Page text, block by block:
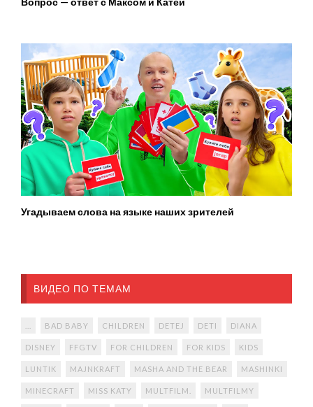
Угадываем слова на языке наших зрителей
ВИДЕО ПО ТЕМАМ
BAD BABY CHILDREN DETEJ DETI DIANA
DISNEY FFGTV FOR CHILDREN FOR KIDS KIDS
LUNTIK MAJNKRAFT MASHA AND THE BEAR MASHINKI
MINECRAFT MISS KATY MULTFILM. MULTFILMY